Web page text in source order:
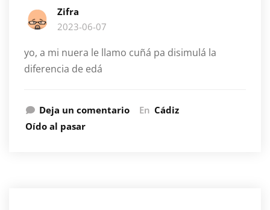
Zifra
2023-06-07
yo, a mi nuera le llamo cuñá pa disimulá la
diferencia de edá
Deja un comentario En Cádiz
Oído al pasar